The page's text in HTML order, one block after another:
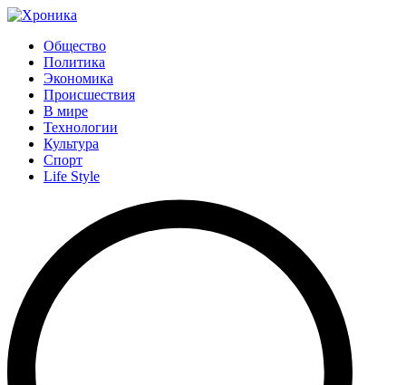
Общество
Политика
Экономика
Происшествия
В мире
Технологии
Культура
Спорт
Life Style